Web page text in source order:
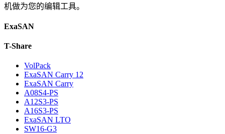
机做为您的编辑工具。
ExaSAN
T-Share
VolPack
ExaSAN Carry 12
ExaSAN Carry
A08S4-PS
A12S3-PS
A16S3-PS
ExaSAN LTO
SW16-G3